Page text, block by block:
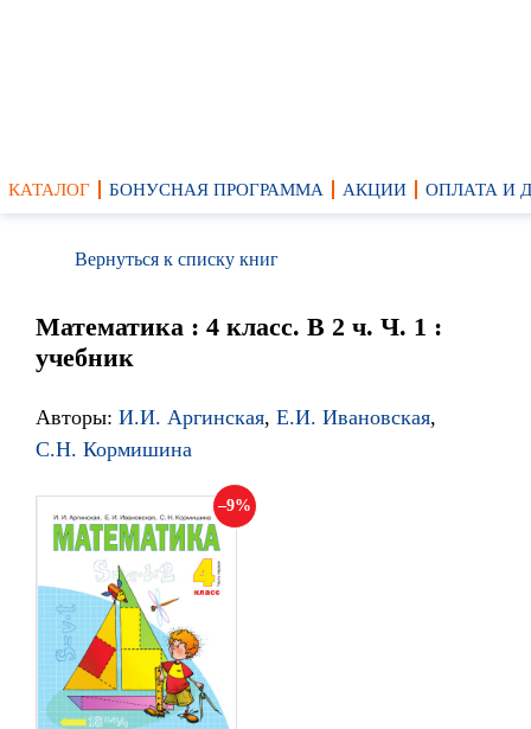
КАТАЛОГ БОНУСНАЯ ПРОГРАММА АКЦИИ ОПЛАТА И
Вернуться к списку книг
Математика : 4 класс. В 2 ч. Ч. 1 :
учебник
Авторы: И.И. Аргинская, Е.И. Ивановская,
С.Н. Кормишина
9